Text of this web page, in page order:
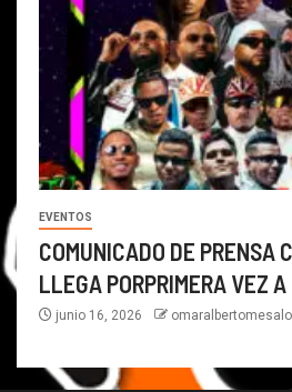
EVENTOS
COMUNICADO DE PRENSA
LLEGA PORPRIMERA VEZ
junio 16, 2026